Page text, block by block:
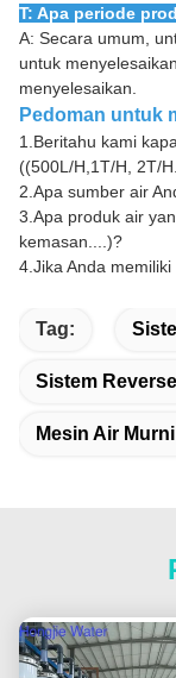
T: Apa periode
A: Secara umum,
untuk
menyelesaikan.
Pedoman untuk
1. Beritahu kami
((500L/H,1T/H, 2T/
2. Apa sumber air
3. Apa produk air
kemasan....)?
4. Jika Anda
Tag:
Sistem
Mesin Air